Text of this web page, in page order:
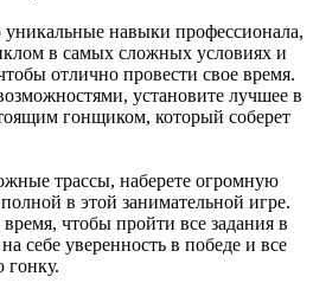
навыки профессионала,
в самых сложных условиях и
отлично провести свое время.
установите лучшее в
гонщиком, который соберет
трассы, наберете огромную
в этой занимательной игре.
чтобы пройти все задания в
себе уверенность в победе и все
гонку.